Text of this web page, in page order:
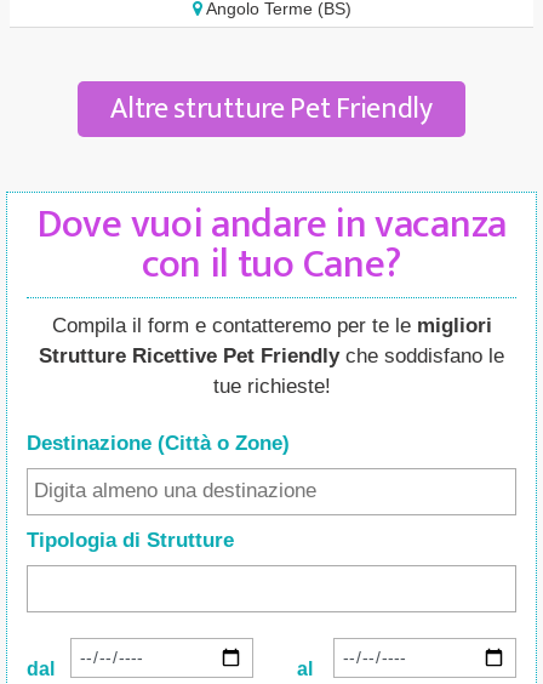
Angolo Terme (BS)
Altre strutture Pet Friendly
Dove vuoi andare in vacanza
con il tuo Cane?
Compila il form e contatteremo per te le migliori
Strutture Ricettive Pet Friendlyche soddisfano le
tue richieste!
Destinazione (Città o Zone)
Tipologia di Strutture
dal al